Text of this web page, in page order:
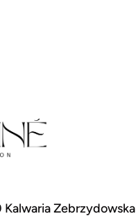
Kalwaria Zebrzydowska